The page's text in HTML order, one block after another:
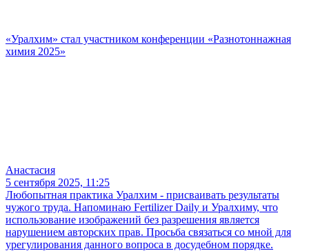
«Уралхим» стал участником конференции «Разнотоннажная
химия 2025»
Анастасия
5 сентября 2025, 11:25
Любопытная практика Уралхим - присваивать результаты
чужого труда. Напоминаю Fertilizer Daily и Уралхиму, что
использование изображений без разрешения является
нарушением авторских прав. Просьба связаться со мной для
урегулирования данного вопроса в досудебном порядке.